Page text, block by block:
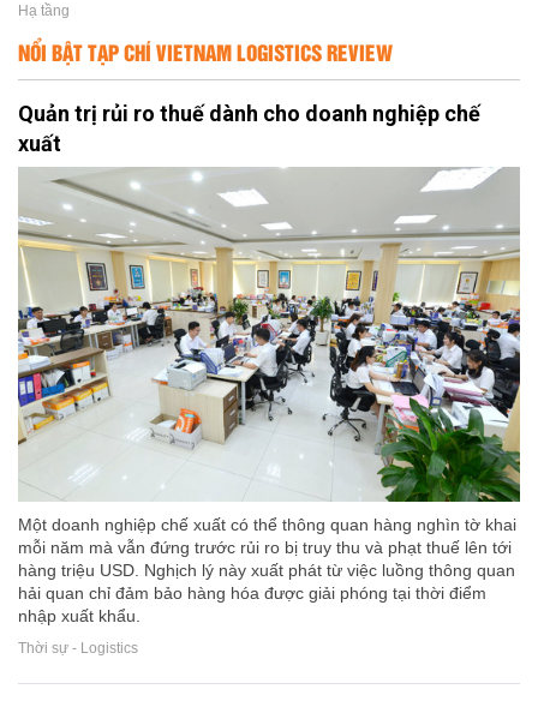
Hạ tầng
NỔI BẬT TẠP CHÍ VIETNAM LOGISTICS REVIEW
Quản trị rủi ro thuế dành cho doanh nghiệp chế
xuất
Một doanh nghiệp chế xuất có thể thông quan hàng nghìn tờ khai
mỗi năm mà vẫn đứng trước rủi ro bị truy thu và phạt thuế lên tới
hàng triệu USD. Nghịch lý này xuất phát từ việc luồng thông quan
hải quan chỉ đảm bảo hàng hóa được giải phóng tại thời điểm
nhập xuất khẩu.
Thời sự - Logistics